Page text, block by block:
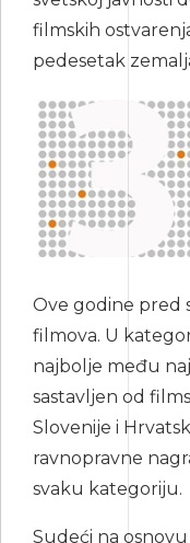
filmskih
pedesetak
Ove godine pred
filmova. U
najbolje među
sastavljen od
Slovenije i
ravnopravne
svaku kategoriju.
Sudeći na